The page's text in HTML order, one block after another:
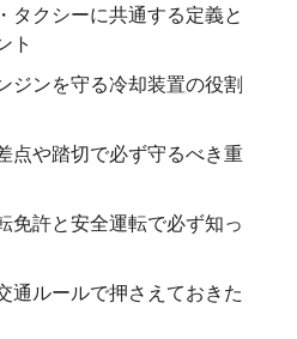
タクシーに共通する定義と
ト
ジンを守る冷却装置の役割
点や踏切で必ず守るべき重
免許と安全運転で必ず知っ
通ルールで押さえておきた